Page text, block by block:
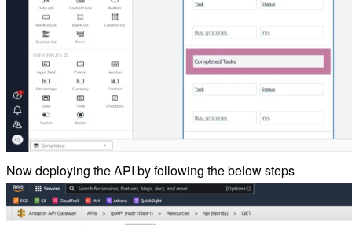
Now deploying the API by following the below steps